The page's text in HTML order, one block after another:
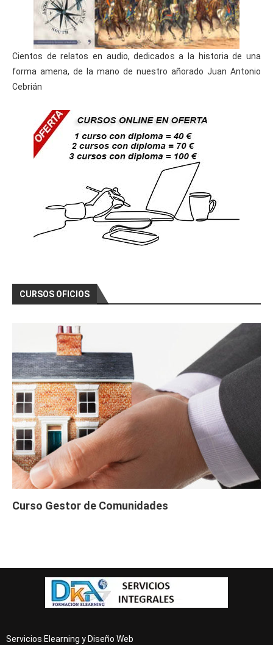
Cientos de relatos en audio, dedicados a la historia de una
forma amena, de la mano de nuestro añorado Juan Antonio
Cebrián
CURSOS OFICIOS
Curso Gestor de Comunidades
Servicios Elearning y Diseño Web